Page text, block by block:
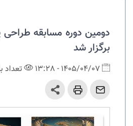
دوﻣﯿﻦ دوره ﻣﺴﺎﺑﻘﻪ ﻃﺮاحی
برگزار شد
1405/04/07 - 13:28 تعداد